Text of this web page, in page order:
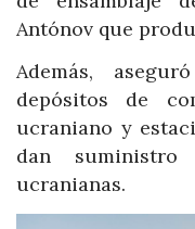
Antónov que
Además,
depósitos de
ucraniano y
dan
ucranianas.